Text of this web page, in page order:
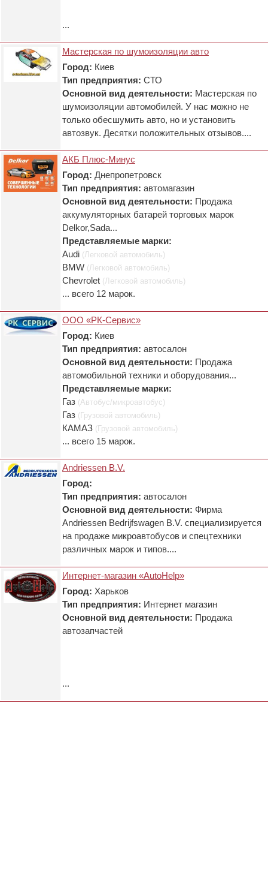
...
Мастерская по шумоизоляции авто
Город: Киев
Тип предприятия: СТО
Основной вид деятельности: Мастерская по
шумоизоляции автомобилей. У нас можно не
только обесшумить авто, но и установить
автозвук. Десятки положительных отзывов....
АКБ Плюс-Минус
Город: Днепропетровск
Тип предприятия: автомагазин
Основной вид деятельности: Продажа
аккумуляторных батарей торговых марок
Delkor,Sada...
Представляемые марки:
Audi (Легковой автомобиль)
BMW (Легковой автомобиль)
Chevrolet (Легковой автомобиль)
... всего 12 марок.
ООО «РК-Сервис»
Город: Киев
Тип предприятия: автосалон
Основной вид деятельности: Продажа
автомобильной техники и оборудования...
Представляемые марки:
Газ (Автобус/микроавтобус)
Газ (Грузовой автомобиль)
КАМАЗ (Грузовой автомобиль)
... всего 15 марок.
Andriessen B.V.
Город:
Тип предприятия: автосалон
Основной вид деятельности: Фирма
Andriessen Bedrijfswagen B.V. специализируется
на продаже микроавтобусов и спецтехники
различных марок и типов....
Интернет-магазин «AutoHelp»
Город: Харьков
Тип предприятия: Интернет магазин
Основной вид деятельности: Продажа
автозапчастей
...